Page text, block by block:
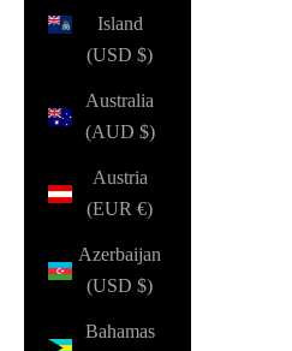
Island
(USD $)
Australia
(AUD $)
Austria
(EUR €)
Azerbaijan
(USD $)
Bahamas